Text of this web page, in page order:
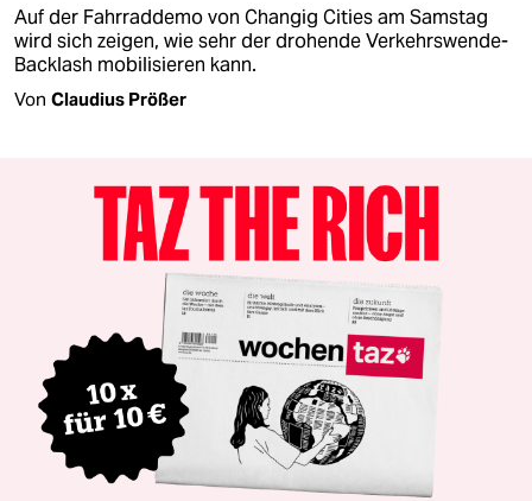
Auf der Fahrraddemo von Changig Cities am Samstag
wird sich zeigen, wie sehr der drohende Verkehrswende-
Backlash mobilisieren kann.
Von Claudius Prößer